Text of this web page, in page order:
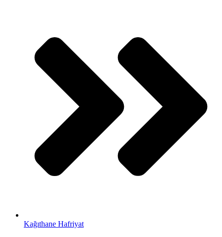
Kağıthane Hafriyat